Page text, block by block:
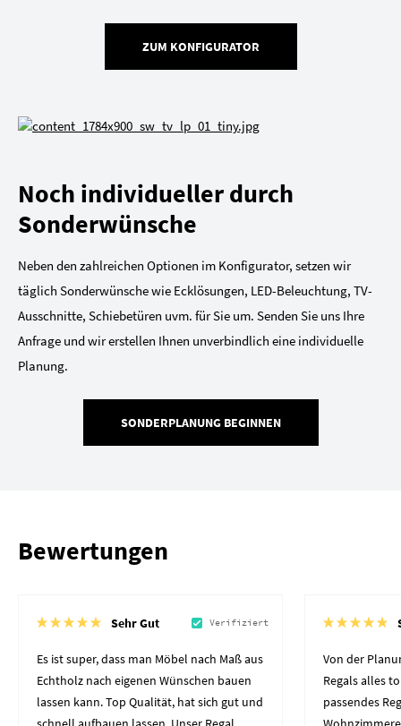
ZUM KONFIGURATOR
Noch individueller durch
Sonderwünsche
Neben den zahlreichen Optionen im Konfigurator, setzen wir
täglich Sonderwünsche wie Ecklösungen, LED-Beleuchtung, TV-
Ausschnitte, Schiebetüren uvm. für Sie um. Senden Sie uns Ihre
Anfrage und wir erstellen Ihnen unverbindlich eine individuelle
Planung.
SONDERPLANUNG BEGINNEN
Bewertungen
Sehr Gut Verifiziert
Es ist super, dass man Möbel nach Maß aus
Echtholz nach eigenen Wünschen bauen
lassen kann. Top Qualität, hat sich gut und
Von der
Regals alles
passendes